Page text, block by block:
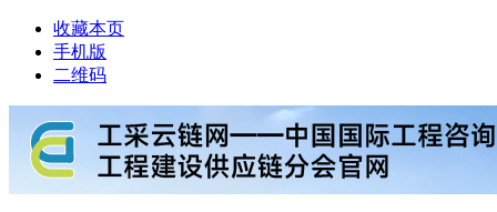
收藏本页
手机版
二维码